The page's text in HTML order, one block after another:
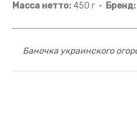
Масса нетто: 450 г · Бренд:
Баночка украинского